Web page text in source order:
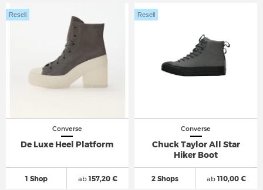
Converse
De Luxe Heel Platform
1 Shop
Resell
ab157,20 €
Converse
Chuck Taylor All Star
Hiker Boot
2 Shops
Resell
ab110,00 €